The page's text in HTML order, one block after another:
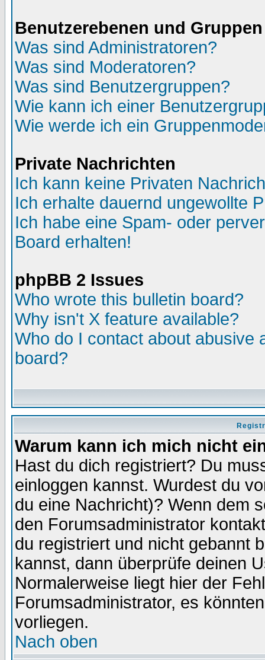
Benutzerebenen und Gruppen
Was sind Administratoren?
Was sind Moderatoren?
Was sind Benutzergruppen?
Wie kann ich einer
Wie werde ich ein
Private Nachrichten
Ich kann keine Privaten
Ich erhalte dauernd ungewollte
Ich habe eine Spam- oder
Board erhalten!
phpBB 2 Issues
Who wrote this bulletin board?
Why isn't X feature available?
Who do I contact about abusive
board?
Warum kann ich mich nicht
Hast du dich registriert? Du
einloggen kannst. Wurdest du
du eine Nachricht)? Wenn dem
den Forumsadministrator
du registriert und nicht gebannt
kannst, dann überprüfe deinen
Normalerweise liegt hier der
Forumsadministrator, es
vorliegen.
Nach oben